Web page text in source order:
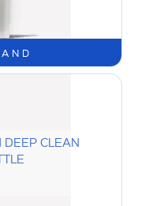
DEEP CLEAN